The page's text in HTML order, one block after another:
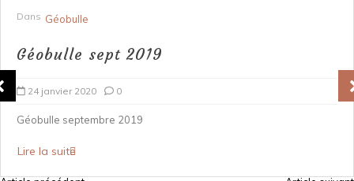
Dans Géobulle
Géobulle sept 2019
24 janvier 2020 0
Géobulle septembre 2019
Lire la suite